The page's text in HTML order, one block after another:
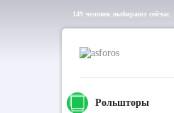
149 человек выбирают сейчас
Рольшторы